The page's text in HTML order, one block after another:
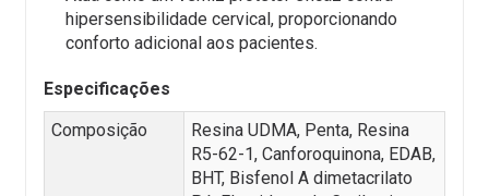
hipersensibilidade cervical, proporcionando
conforto adicional aos pacientes.
Especificações
Composição
Resina UDMA, Penta, Resina
R5-62-1, Canforoquinona, EDAB,
BHT, Bisfenol A dimetacrilato